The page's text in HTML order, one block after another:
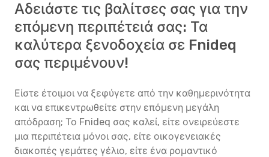
Αδειάστε τις βαλίτσες σας για την
επόμενη περιπέτειά σας: Τα
καλύτερα ξενοδοχεία σε Fnideq
σας περιμένουν!
Είστε έτοιμοι να ξεφύγετε από την καθημερινότητα
και να επικεντρωθείτε στην επόμενη μεγάλη
απόδραση; Το Fnideq σας καλεί, είτε ονειρεύεστε
μια περιπέτεια μόνοι σας, είτε οικογενειακές
διακοπές γεμάτες γέλιο, είτε ένα ρομαντικό